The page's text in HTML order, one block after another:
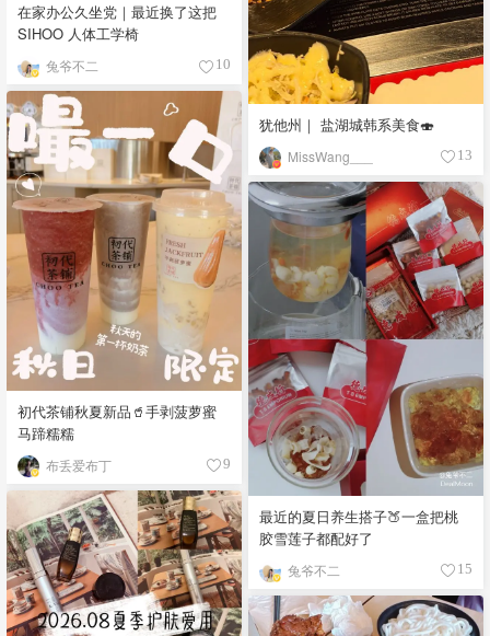
在家办公久坐党｜最近换了这把
SIHOO 人体工学椅
兔爷不二 10
犹他州｜ 盐湖城韩系美食🍣
MissWang___ 13
初代茶铺秋夏新品🥤手剥菠萝蜜
马蹄糯糯
布丢爱布丁 9
最近的夏日养生搭子🍑一盒把桃
胶雪莲子都配好了
兔爷不二 15